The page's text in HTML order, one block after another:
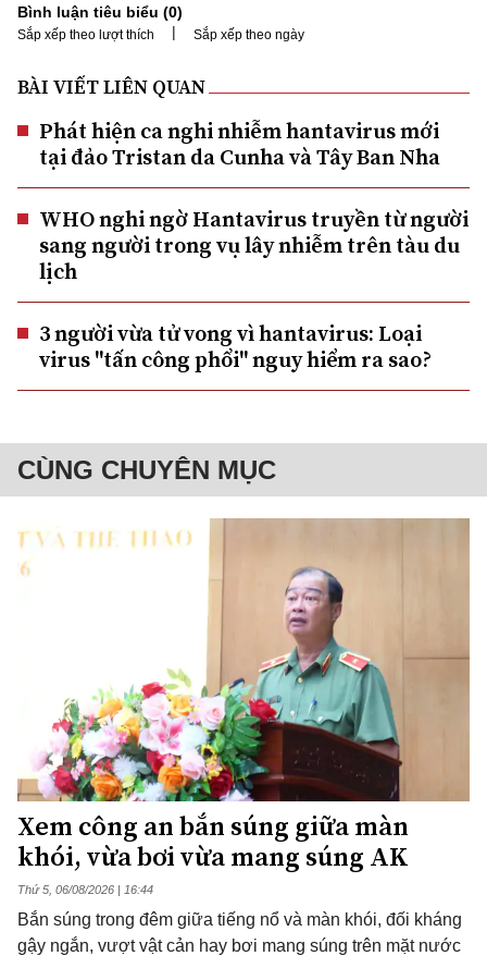
Bình luận tiêu biểu (0)
Sắp xếp theo lượt thích | Sắp xếp theo ngày
BÀI VIẾT LIÊN QUAN
Phát hiện ca nghi nhiễm hantavirus mới
tại đảo Tristan da Cunha và Tây Ban Nha
WHO nghi ngờ Hantavirus truyền từ người
sang người trong vụ lây nhiễm trên tàu du
lịch
3 người vừa tử vong vì hantavirus: Loại
virus "tấn công phổi" nguy hiểm ra sao?
CÙNG CHUYÊN MỤC
Xem công an bắn súng giữa màn
khói, vừa bơi vừa mang súng AK
Thứ 5, 06/08/2026 | 16:44
Bắn súng trong đêm giữa tiếng nổ và màn khói, đối kháng
gậy ngắn, vượt vật cản hay bơi mang súng trên mặt nước